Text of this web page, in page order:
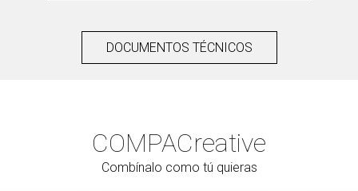
DOCUMENTOS TÉCNICOS
COMPACreative
Combínalo como tú quieras